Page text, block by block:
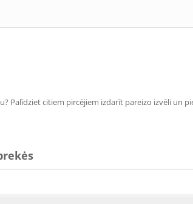
Palīdziet citiem pircējiem izdarīt pareizo izvēli un